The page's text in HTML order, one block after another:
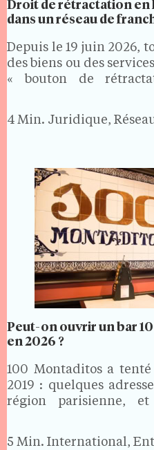
Droit de rétractation en
dans un réseau de
Depuis le 19 juin 2026,
des biens ou des
« bouton de
rétractation. Dans un
4 Min. Juridique,
Peut-on ouvrir un bar
en 2026 ?
100 Montaditos a
2019 : quelques
région parisienne,
concrétisé. En 2026, la
5 Min. International,